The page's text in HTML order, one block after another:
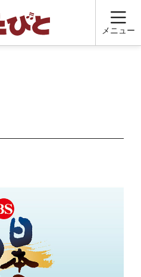
メニュー